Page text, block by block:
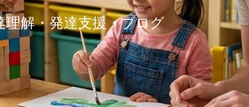
理解・発達支援・ブログ